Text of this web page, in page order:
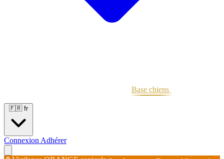
Base chiens
🇫🇷 fr
Connexion Adhérer